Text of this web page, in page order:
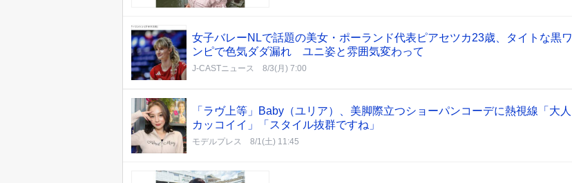
女子バレーNLで話題の美女・ポーランド代表ピアセツカ23歳、タイトな黒ワ
ンピで色気ダダ漏れ ユニ姿と雰囲気変わって
J-CASTニュース 8/3(月) 7:00
「ラヴ上等」Baby（ユリア）、美脚際立つショーパンコーデに熱視線「大人
カッコイイ」「スタイル抜群ですね」
モデルプレス 8/1(土) 11:45